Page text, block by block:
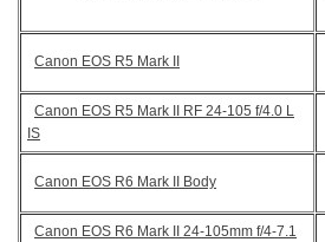
Canon EOS R5 Mark II
Canon EOS R5 Mark II RF 24-105 f/4.0 L
IS
Canon EOS R6 Mark II Body
Canon EOS R6 Mark II 24-105mm f/4-7.1